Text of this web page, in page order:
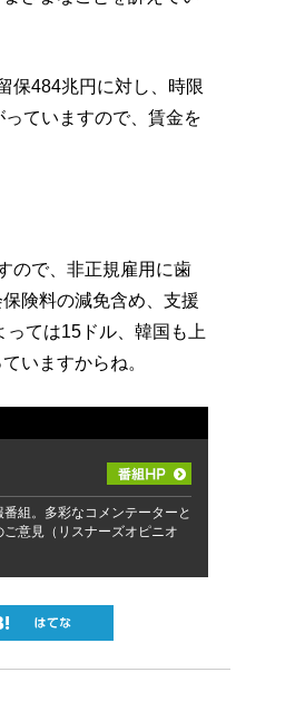
保484兆円に対し、時限
ていますので、賃金を
ので、非正規雇用に歯
険料の減免含め、支援
ては15ドル、韓国も上
いますからね。
組。多彩なコメンテーターと
意見（リスナーズオピニオ